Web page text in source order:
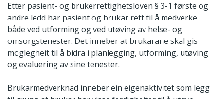
Etter pasient- og brukerrettighetsloven § 3-1 første og
andre ledd har pasient og brukar rett til å medverke
både ved utforming og ved utøving av helse- og
omsorgstenester. Det inneber at brukarane skal gis
moglegheit til å bidra i planlegging, utforming, utøving
og evaluering av sine tenester.
Brukarmedverknad inneber ein eigenaktivitet som legg